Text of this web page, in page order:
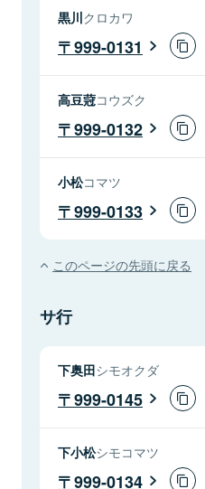
黒川クロカワ
999-0131
高豆蒄コウズク
999-0132
小松コマツ
999-0133
このページの先頭に戻る
サ行
下奥田シモオクダ
999-0145
下小松シモコマツ
999-0134